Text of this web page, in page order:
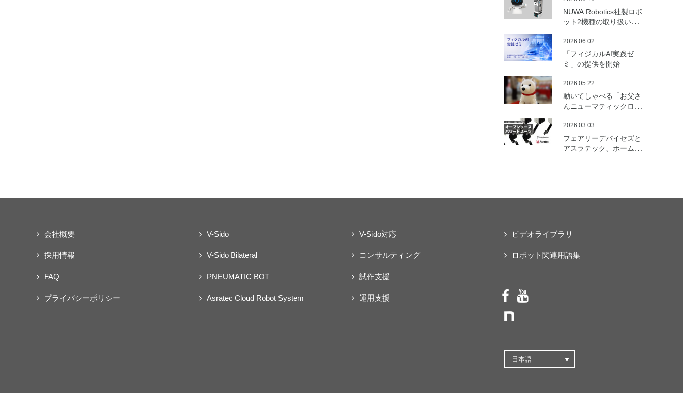
実証実験を実施
NUWA Robotics社製ロボ
ット2機種の取り扱いを開
「フィジカルAI実践ゼ
ミ」の提供を開始
2026.06.02
動いてしゃべる「お父さ
んニューマティックロボ
ト）」を開発
2026.05.22
フェアリーデバイセズと
アスラテック、ホームセ
を始動
2026.03.03
会社概要
採用情報
FAQ
プライバシーポリシー
V-Sido
V-Sido Bilateral
PNEUMATIC BOT
Asratec Cloud Robot System
V-Sido対応
コンサルティング
試作支援
運用支援
ビデオライブラリ
ロボット関連用語集
日本語